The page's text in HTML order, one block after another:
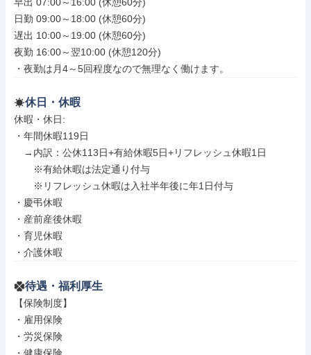
日勤 09:00～18:00 (休憩60分)
遅出 10:00～19:00 (休憩60分)
夜勤 16:00～翌10:00 (休憩120分)
・夜勤は月4～5回程度なので無理なく働けます。
休日・休暇
休暇・休日:
・年間休暇119日
→内訳：公休113日+有給休暇5日+リフレッシュ休暇1日
※有給休暇は法定通り付与
※リフレッシュ休暇は入社半年後に年1日付与
・慶弔休暇
・産前産後休暇
・育児休暇
・介護休暇
待遇・福利厚生
【保険制度】
・雇用保険
・労災保険